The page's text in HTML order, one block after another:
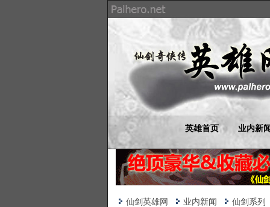
英雄首页 业内新
仙剑英雄网 业内新闻 仙剑系列